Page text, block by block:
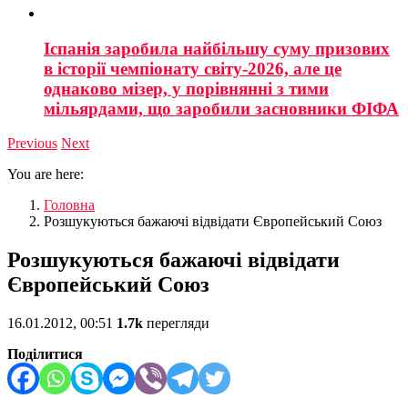
Іспанія заробила найбільшу суму призових
в історії чемпіонату світу-2026, але це
однаково мізер, у порівнянні з тими
мільярдами, що заробили засновники ФІФА
Previous Next
You are here:
Головна
Розшукуються бажаючі відвідати Європейський Союз
Розшукуються бажаючі відвідати
Європейський Союз
16.01.2012, 00:51 1.7k перегляди
Поділитися